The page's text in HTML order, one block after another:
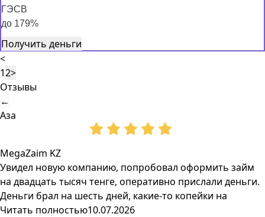
ГЭСВ
до 179%
Получить деньги
<
12>
Отзывы
←
Аза
MegaZaim KZ
Увидел новую компанию, попробовал оформить займ
на двадцать тысяч тенге, оперативно прислали деньги.
Деньги брал на шесть дней, какие-то копейки на
Читать полностью10.07.2026